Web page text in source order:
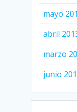
mayo
abril
marzo
junio